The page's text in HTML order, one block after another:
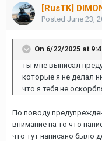
[RusTK]
Posted June 23,
On 6/22/2025 at
ты мне выписал
которые я не делал
что я тебя не
По поводу
внимание на то что
что тут написано было